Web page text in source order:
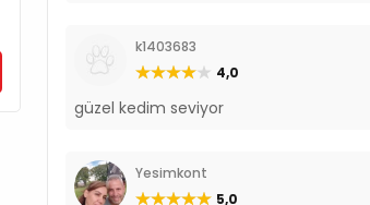
k1403683
4,0
güzel kedim seviyor
Yesimkont
5,0